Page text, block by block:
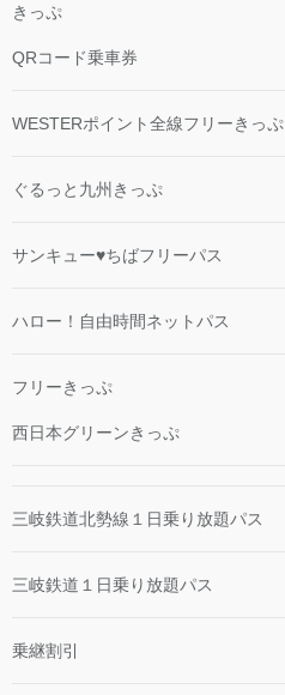
きっぷ
QRコード乗車券
WESTERポイント全線フリーきっぷ
ぐるっと九州きっぷ
サンキュー♥ちばフリーパス
ハロー！自由時間ネットパス
フリーきっぷ
西日本グリーンきっぷ
三岐鉄道北勢線１日乗り放題パス
三岐鉄道１日乗り放題パス
乗継割引